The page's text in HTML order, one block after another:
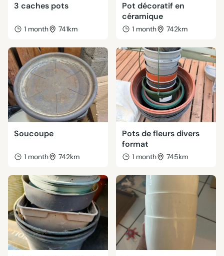
3 caches pots
1 month 741km
Pot décoratif en
céramique
1 month 742km
Soucoupe
1 month 742km
Pots de fleurs divers
format
1 month 745km